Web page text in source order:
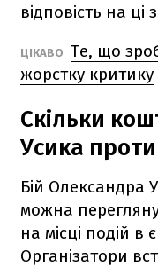
відповість на ці
ЦІКАВО Те, що
жорстку критику
Скільки
Усика
Бій Олександра
можна
на місці подій в
Організатори